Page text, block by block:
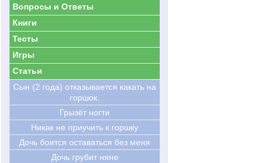
Вопросы и Ответы
Книги
Тесты
Игры
Статьи
Сын (2 года) отказывается какать на
горшок.
Грызёт ногти
Никак не приучить к горшку
Дочь боится оставаться без меня
Дочь грубит няне